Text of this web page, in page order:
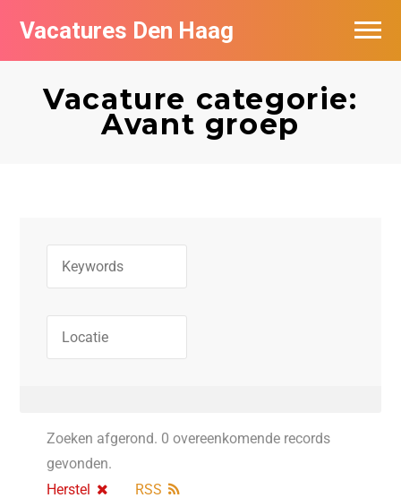
Vacatures Den Haag
Vacature categorie:
Avant groep
Zoeken afgerond. 0 overeenkomende records
gevonden.
Herstel
RSS
Vacatures per bedrijf in Den Haag
Populair